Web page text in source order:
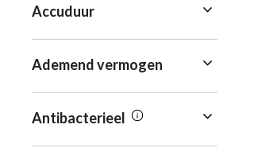
Accuduur
Ademend vermogen
Antibacterieel